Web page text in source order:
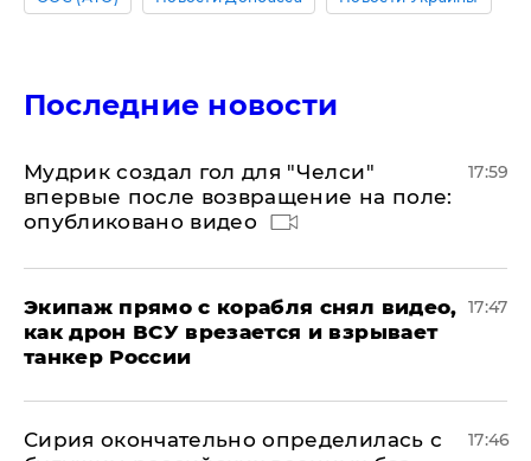
Последние новости
Мудрик создал гол для "Челси"
впервые после возвращение на поле:
опубликовано видео
17:59
Экипаж прямо с корабля снял видео,
как дрон ВСУ врезается и взрывает
танкер России
17:47
Сирия окончательно определилась с
17:46